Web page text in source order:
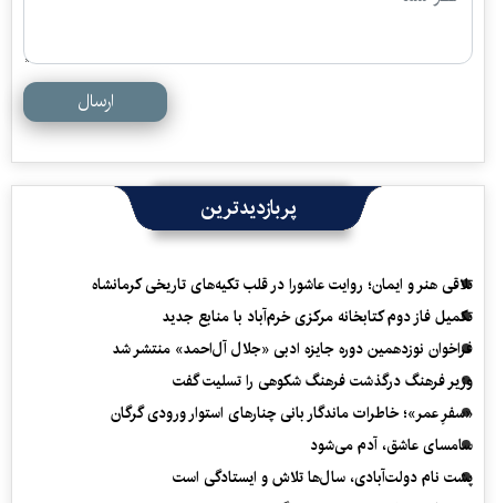
ارسال
پربازدیدترین
تلاقی هنر و ایمان؛ روایت عاشورا در قلب تکیه‌های تاریخی کرمانشاه
تکمیل فاز دوم کتابخانه مرکزی خرم‌آباد با منابع جدید
فراخوان نوزدهمین دوره جایزه ادبی «جلال آل‌احمد» منتشر شد
وزیر فرهنگ درگذشت فرهنگ شکوهی را تسلیت گفت
«سفرِ عمر»؛ خاطرات ماندگار بانی چنارهای استوار ورودی گرگان
سامسای عاشق، آدم می‌شود
پشت نام دولت‌آبادی، سال‌ها تلاش و ایستادگی است